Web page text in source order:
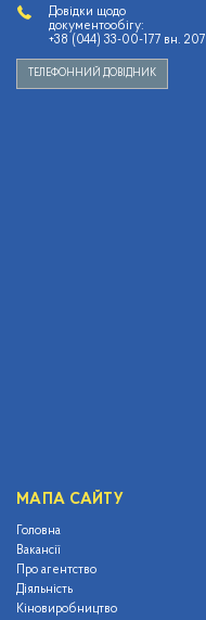
Довідки щодо
документообігу:
+38 (044) 33-00-177 вн. 207
ТЕЛЕФОННИЙ ДОВІДНИК
МАПА САЙТУ
Головна
Вакансії
Про агентство
Діяльність
Кіновиробництво